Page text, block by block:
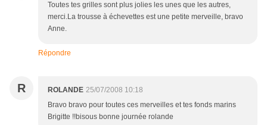
Toutes tes grilles sont plus jolies les unes que les autres,
merci.La trousse à échevettes est une petite merveille, bravo
Anne.
Répondre
R ROLANDE 25/07/2008 10:18
Bravo bravo pour toutes ces merveilles et tes fonds marins
Brigitte !!bisous bonne journée rolande